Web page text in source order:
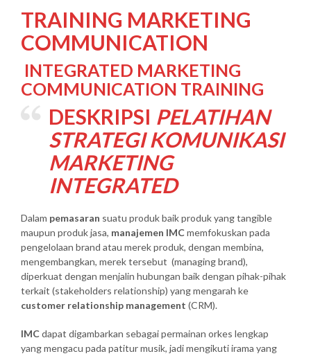
TRAINING MARKETING
COMMUNICATION
INTEGRATED MARKETING
COMMUNICATION TRAINING
DESKRIPSI PELATIHAN
STRATEGI KOMUNIKASI
MARKETING
INTEGRATED
Dalam pemasaran suatu produk baik produk yang tangible
maupun produk jasa, manajemen IMCmemfokuskan pada
pengelolaan brand atau merek produk, dengan membina,
mengembangkan, merek tersebut (managing brand),
diperkuat dengan menjalin hubungan baik dengan pihak-pihak
terkait (stakeholders relationship) yang mengarah ke
customer relationship management (CRM).
IMCdapat digambarkan sebagai permainan orkes lengkap
yang mengacu pada patitur musik, jadi mengikuti irama yang